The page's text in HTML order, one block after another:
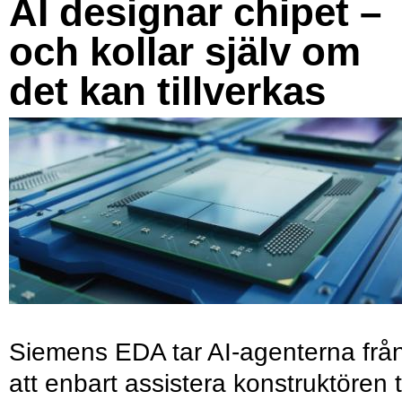
AI designar chipet –
och kollar själv om
det kan tillverkas
Siemens EDA tar AI-agenterna
att enbart assistera konstruktören